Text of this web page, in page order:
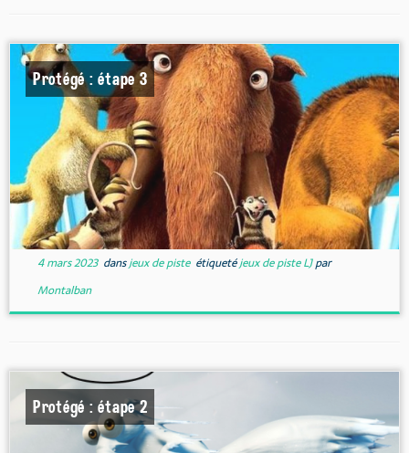
Protégé : étape 3
4 mars 2023dansjeux de piste étiquetéjeux de piste LJpar
Montalban
Protégé : étape 2